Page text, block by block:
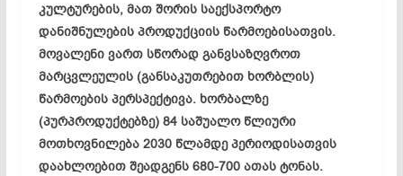
კულტურების, მათ შორის საექსპორტო
დანიშნულების პროდუქციის წარმოებისათვის.
მოვალენი ვართ სწორად განვსაზღვროთ
მარცვლეულის(განსაკუთრებით ხორბლის)
წარმოების პერსპექტივა. ხორბალზე
(პურპროდუქტებზე) 84 საშუალო წლიური
მოთხოვნილება2030 წლამდე პერიოდისათვის
დაახლოებით შეადგენს680-700 ათას ტონას.